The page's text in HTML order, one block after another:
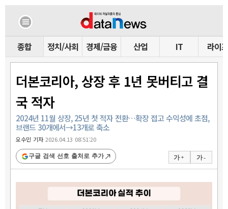
종합 정치/사회 경제/금융 산업 IT 라이프
더본코리아, 상장 후 1년 못버티고 결
국 적자
2024년 11월 상장, 25년 첫 적자 전환…확장 접고 수익성에 초점,
브랜드 30개에서→13개로 축소
오수민 기자2026.04.13 08:51:20
가 + 가 -
구글 검색 선호 출처로 추가